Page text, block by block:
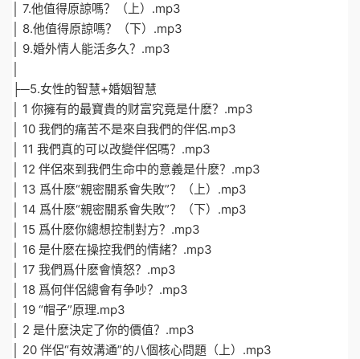
│ 7.他值得原諒嗎？（上）.mp3
│ 8.他值得原諒嗎？（下）.mp3
│ 9.婚外情人能活多久？.mp3
├─5.女性的智慧+婚姻智慧
│ 1 你擁有的最寶貴的财富究竟是什麽？.mp3
│ 10 我們的痛苦不是來自我們的伴侶.mp3
│ 11 我們真的可以改變伴侶嗎？.mp3
│ 12 伴侶來到我們生命中的意義是什麽？.mp3
│ 13 爲什麽“親密關系會失敗”？（上）.mp3
│ 14 爲什麽“親密關系會失敗”？（下）.mp3
│ 15 爲什麽你總想控制對方？.mp3
│ 16 是什麽在操控我們的情緒？.mp3
│ 17 我們爲什麽會憤怒？.mp3
│ 18 爲何伴侶總會有争吵？.mp3
│ 19 “帽子”原理.mp3
│ 2 是什麽決定了你的價值？.mp3
│ 20 伴侶“有效溝通”的八個核心問題（上）.mp3